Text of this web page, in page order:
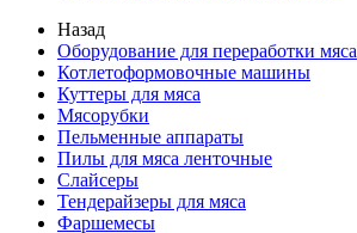
Назад
Оборудование для переработки мяса
Котлетоформовочные машины
Куттеры для мяса
Мясорубки
Пельменные аппараты
Пилы для мяса ленточные
Слайсеры
Тендерайзеры для мяса
Фаршемесы